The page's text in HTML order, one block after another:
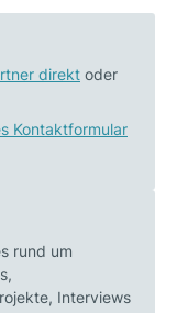
direkt oder
Kontaktformular
rund um
Interviews